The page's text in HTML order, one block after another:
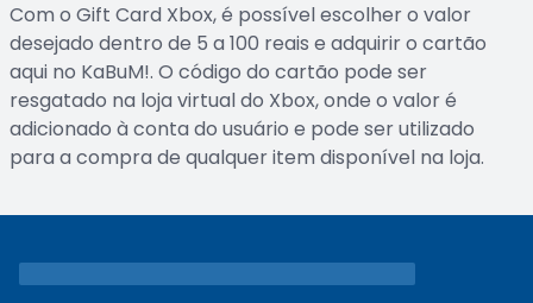
Com o Gift Card Xbox, é possível escolher o valor
desejado dentro de 5 a 100 reais e adquirir o cartão
aqui no KaBuM!. O código do cartão pode ser
resgatado na loja virtual do Xbox, onde o valor é
adicionado à conta do usuário e pode ser utilizado
para a compra de qualquer item disponível na loja.